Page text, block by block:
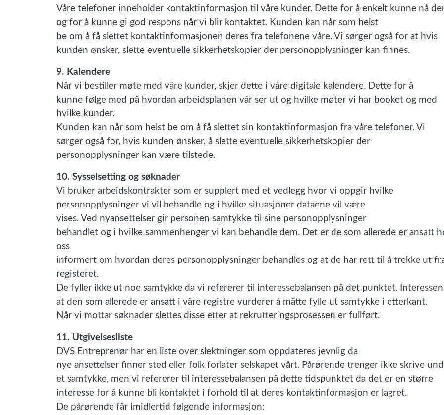
Våre telefoner inneholder kontaktinformasjon til våre kunder. Dette for å enkelt kunne nå
og for å kunne gi god respons når vi blir kontaktet. Kunden kan når som helst
be om å få slettet kontaktinformasjonen deres fra telefonene våre. Vi sørger også for at hvis
kunden ønsker, slette eventuelle sikkerhetskopier der personopplysninger kan finnes.
9. Kalendere
Når vi bestiller møte med våre kunder, skjer dette i våre digitale kalendere. Dette for å
kunne følge med på hvordan arbeidsplanen vår ser ut og hvilke møter vi har booket og med
hvilke kunder.
Kunden kan når som helst be om å få slettet sin kontaktinformasjon fra våre telefoner. Vi
sørger også for, hvis kunden ønsker, å slette eventuelle sikkerhetskopier der
personopplysninger kan være tilstede.
10. Sysselsetting og søknader
Vi bruker arbeidskontrakter som er supplert med et vedlegg hvor vi oppgir hvilke
personopplysninger vi vil behandle og i hvilke situasjoner dataene vil være
vises. Ved nyansettelser gir personen samtykke til sine personopplysninger
behandlet og i hvilke sammenhenger vi kan behandle dem. Det er de som allerede er ansatt
oss
informert om hvordan deres personopplysninger behandles og at de har rett til å trekke ut
registeret.
De fyller ikke ut noe samtykke da vi refererer til interessebalansen på det punktet. Interessen
at den som allerede er ansatt i våre registre vurderer å måtte fylle ut samtykke i etterkant.
Når vi mottar søknader slettes disse etter at rekrutteringsprosessen er fullført.
11. Utgivelsesliste
DVS Entreprenør har en liste over slektninger som oppdateres jevnlig da
nye ansettelser finner sted eller folk forlater selskapet vårt. Pårørende trenger ikke skrive
et samtykke, men vi refererer til interessebalansen på dette tidspunktet da det er en større
interesse for å kunne bli kontaktet i forhold til at deres kontaktinformasjon er lagret.
De pårørende får imidlertid følgende informasjon: